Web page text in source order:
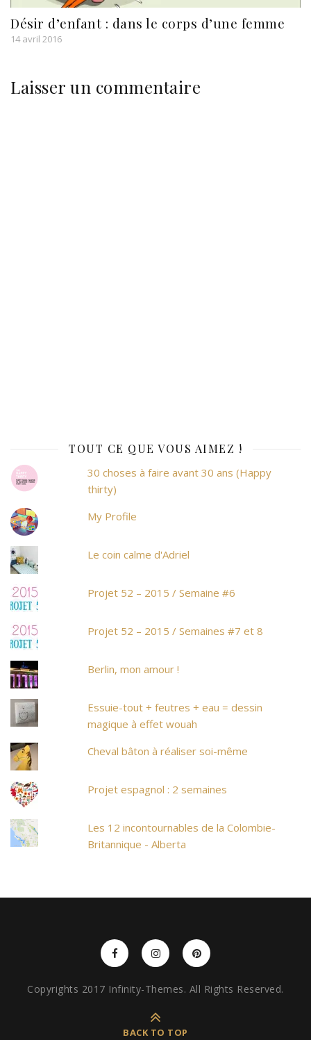
Désir d’enfant : dans le corps d’une femme
14 avril 2016
Laisser un commentaire
TOUT CE QUE VOUS AIMEZ !
30 choses à faire avant 30 ans (Happy
thirty)
My Profile
Le coin calme d'Adriel
Projet 52 – 2015 / Semaine #6
Projet 52 – 2015 / Semaines #7 et 8
Berlin, mon amour !
Essuie-tout + feutres + eau = dessin
magique à effet wouah
Cheval bâton à réaliser soi-même
Projet espagnol : 2 semaines
Les 12 incontournables de la Colombie-
Britannique - Alberta
Copyrights 2017 Infinity-Themes. All Rights Reserved.
BACK TO TOP